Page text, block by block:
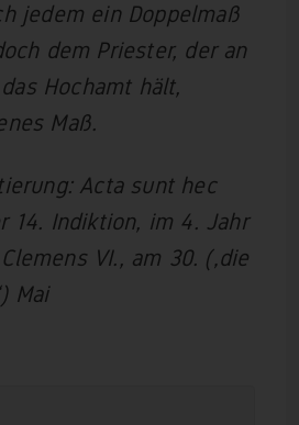
jedem ein Doppelmaß
dem Priester, der an
Hochamt hält,
Maß.
Acta sunt hec
14. Indiktion, im 4. Jahr
VI., am 30. (‚die
Mai